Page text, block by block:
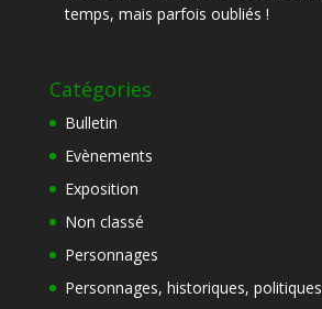
temps, mais parfois oubliés !
Catégories
Bulletin
Evènements
Exposition
Non classé
Personnages
Personnages, historiques, politiques